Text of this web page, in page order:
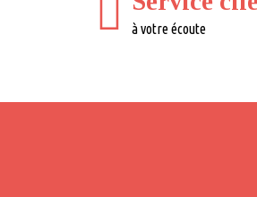
à votre écoute